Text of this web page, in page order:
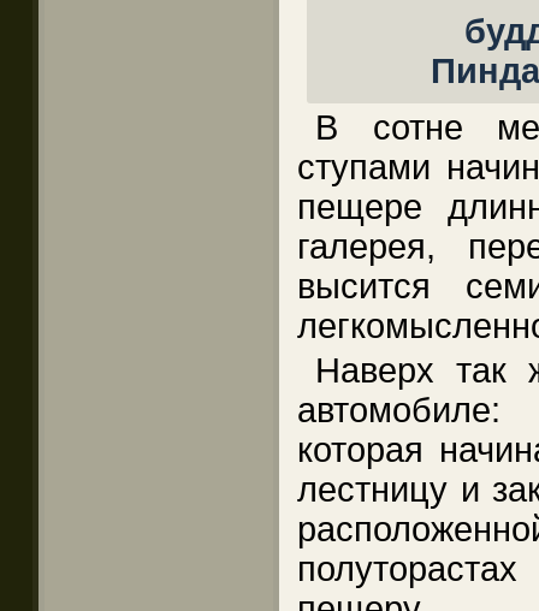
В сотне
ступами
пещере
галерея,
высится
Наверх так
автомобиле:
которая
лестницу и